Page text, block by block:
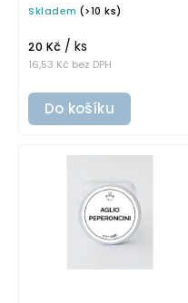
Skladem (>10 ks)
16,53 Kč bez DPH
20 Kč / ks
Do košíku